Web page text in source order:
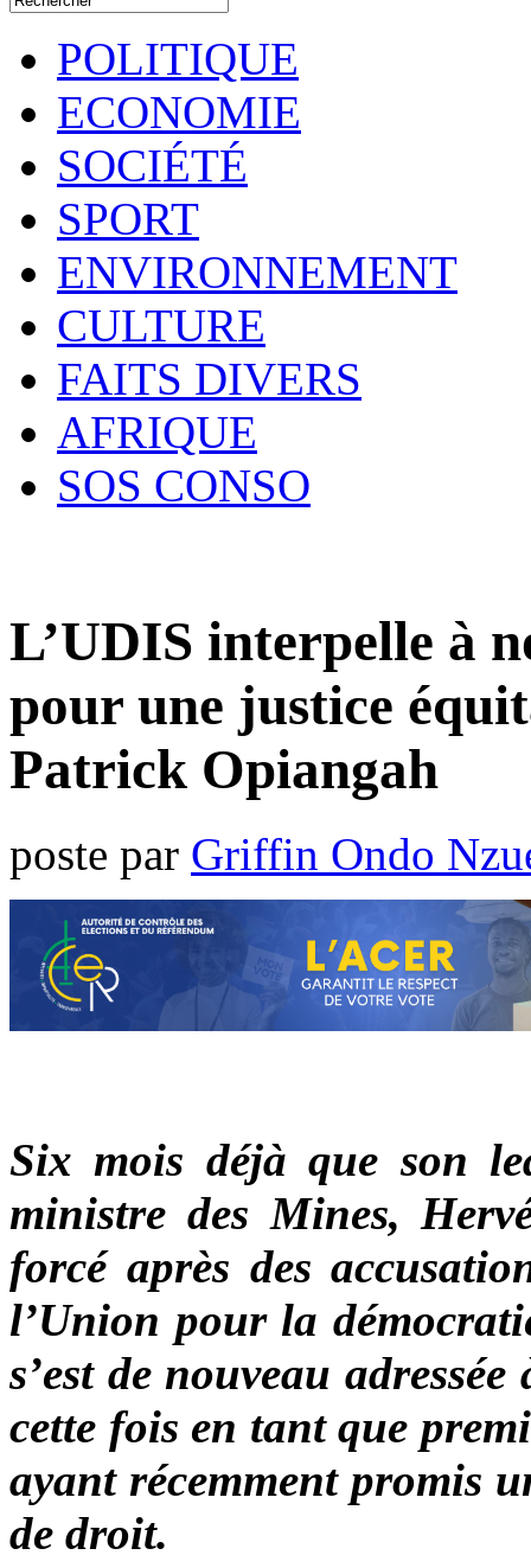
POLITIQUE
ECONOMIE
SOCIÉTÉ
SPORT
ENVIRONNEMENT
CULTURE
FAITS DIVERS
AFRIQUE
SOS CONSO
L’UDIS interpelle à
pour une justice
Patrick Opiangah
poste par Griffin Ondo
Six mois déjà que son
ministre des Mines,
forcé après des
l’Union pour la
s’est de nouveau
cette fois en tant que
ayant récemment promis
de droit.